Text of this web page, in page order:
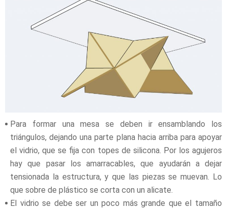
Para formar una mesa se deben ir ensamblando los
triángulos, dejando una parte plana hacia arriba para apoyar
el vidrio, que se fija con topes de silicona. Por los agujeros
hay que pasar los amarracables, que ayudarán a dejar
tensionada la estructura, y que las piezas se muevan. Lo
que sobre de plástico se corta con un alicate.
El vidrio se debe ser un poco más grande que el tamaño